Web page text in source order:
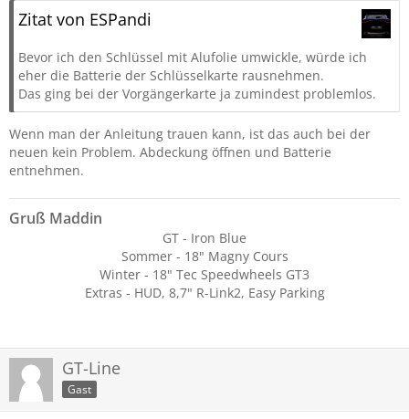
Zitat von ESPandi
Bevor ich den Schlüssel mit Alufolie umwickle, würde ich
eher die Batterie der Schlüsselkarte rausnehmen.
Das ging bei der Vorgängerkarte ja zumindest problemlos.
Wenn man der Anleitung trauen kann, ist das auch bei der
neuen kein Problem. Abdeckung öffnen und Batterie
entnehmen.
Gruß Maddin
GT - Iron Blue
Sommer - 18" Magny Cours
Winter - 18" Tec Speedwheels GT3
Extras - HUD, 8,7" R-Link2, Easy Parking
GT-Line
Gast